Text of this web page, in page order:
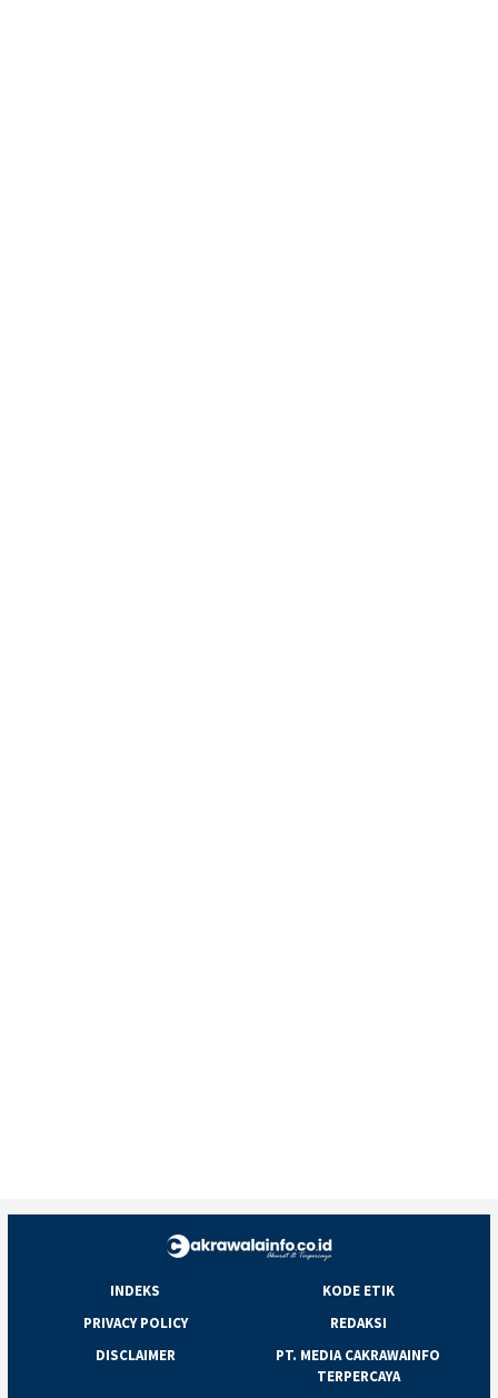
INDEKS
KODE ETIK
PRIVACY POLICY
REDAKSI
DISCLAIMER
PT. MEDIA CAKRAWAINFO
TERPERCAYA